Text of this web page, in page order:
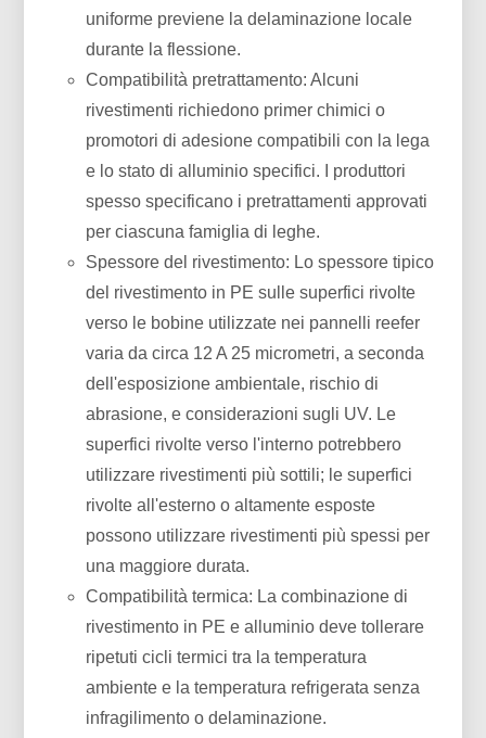
uniforme previene la delaminazione locale
durante la flessione.
Compatibilità pretrattamento: Alcuni
rivestimenti richiedono primer chimici o
promotori di adesione compatibili con la lega
e lo stato di alluminio specifici. I produttori
spesso specificano i pretrattamenti approvati
per ciascuna famiglia di leghe.
Spessore del rivestimento: Lo spessore tipico
del rivestimento in PE sulle superfici rivolte
verso le bobine utilizzate nei pannelli reefer
varia da circa 12 A 25 micrometri, a seconda
dell'esposizione ambientale, rischio di
abrasione, e considerazioni sugli UV. Le
superfici rivolte verso l'interno potrebbero
utilizzare rivestimenti più sottili; le superfici
rivolte all'esterno o altamente esposte
possono utilizzare rivestimenti più spessi per
una maggiore durata.
Compatibilità termica: La combinazione di
rivestimento in PE e alluminio deve tollerare
ripetuti cicli termici tra la temperatura
ambiente e la temperatura refrigerata senza
infragilimento o delaminazione.